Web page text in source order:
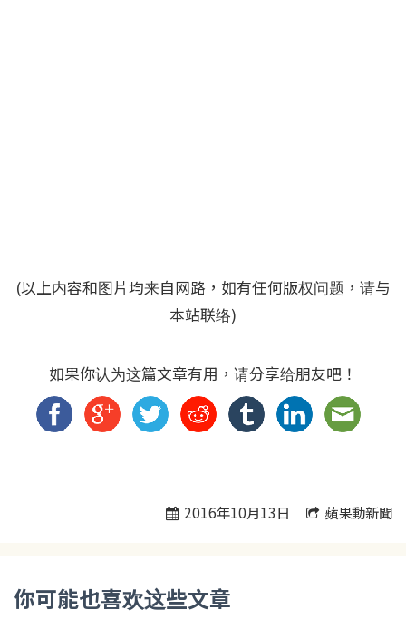
(以上内容和图片均来自网路，如有任何版权问题，请与
本站联络)
如果你认为这篇文章有用，请分享给朋友吧！
2016年10月13日 蘋果動新聞
你可能也喜欢这些文章